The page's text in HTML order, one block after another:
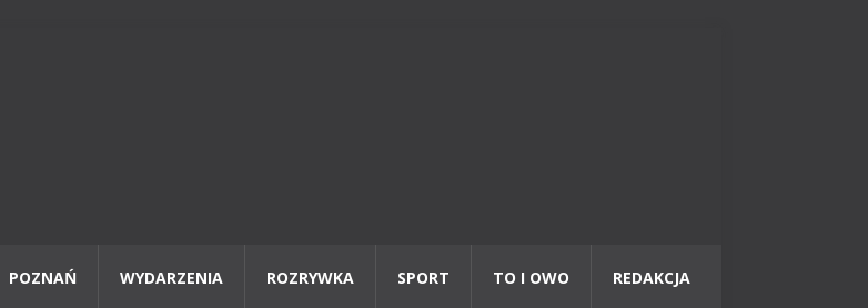
POZNAŃ WYDARZENIA ROZRYWKA SPORT TO I OWO REDAKCJA